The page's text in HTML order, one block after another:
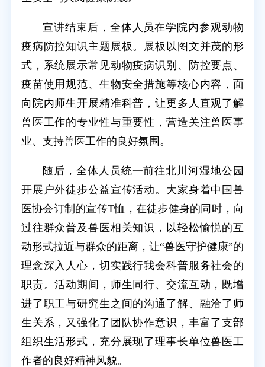
宣讲结束后，全体人员在学院内参观动物
疫病防控知识主题展板。展板以图文并茂的形
式，系统展示常见动物疫病识别、防控要点、
疫苗使用规范、生物安全措施等核心内容，面
向院内师生开展精准科普，让更多人直观了解
兽医工作的专业性与重要性，营造关注兽医事
业、支持兽医工作的良好氛围。
随后，全体人员统一前往北川河湿地公园
开展户外徒步公益宣传活动。大家身着中国兽
医协会订制的宣传T恤，在徒步健身的同时，向
过往群众普及兽医相关知识，以轻松愉悦的互
动形式拉近与群众的距离，让“兽医守护健康”的
理念深入人心，切实践行我会科普服务社会的
职责。活动期间，师生同行、交流互动，既增
进了职工与研究生之间的沟通了解、融洽了师
生关系，又强化了团队协作意识，丰富了支部
组织生活形式，充分展现了理事长单位兽医工
作者的良好精神风貌。